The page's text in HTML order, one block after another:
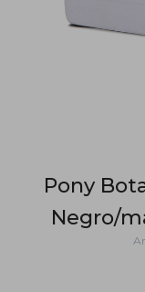
Pony
Negro/